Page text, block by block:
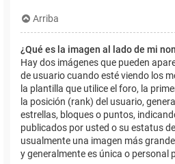
Arriba
¿Qué es la imagen al lado de mi
Hay dos imágenes que pueden
de usuario cuando esté viendo los
la plantilla que utilice el foro, la
la posición (rank) del usuario,
estrellas, bloques o puntos,
publicados por usted o su estatus
usualmente una imagen más
y generalmente es única o personal